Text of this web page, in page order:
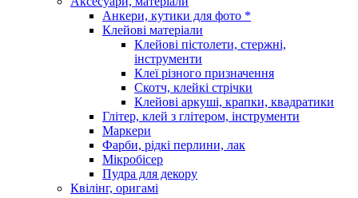
Анкери, кутики для фото *
Клейові матеріали
Клейові пістолети, стержні,
інструменти
Клеї різного призначення
Скотч, клейкі стрічки
Клейові аркуші, крапки, квадратики
Глітер, клей з глітером, інструменти
Маркери
Фарби, рідкі перлини, лак
Мікробісер
Пудра для декору
Квілінг, оригамі